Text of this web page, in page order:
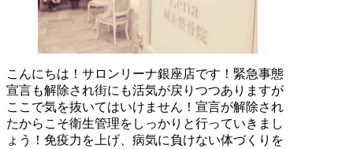
こんにちは！サロンリーナ銀座店です！緊急事態
宣言も解除され街にも活気が戻りつつありますが
ここで気を抜いてはいけません！宣言が解除され
たからこそ衛生管理をしっかりと行っていきまし
ょう！免疫力を上げ、病気に負けない体づくりを